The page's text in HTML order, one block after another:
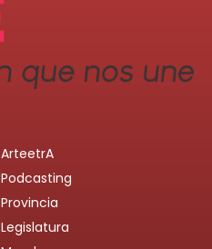
ArteetrA
Podcasting
Provincia
Legislatura